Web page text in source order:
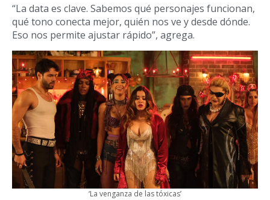
“La data es clave. Sabemos qué personajes funcionan,
qué tono conecta mejor, quién nos ve y desde dónde.
Eso nos permite ajustar rápido”, agrega.
‘La venganza de las tóxicas’